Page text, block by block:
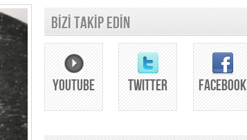
BİZİ TAKİP EDİN
YOUTUBE TWITTER FACEBOOK